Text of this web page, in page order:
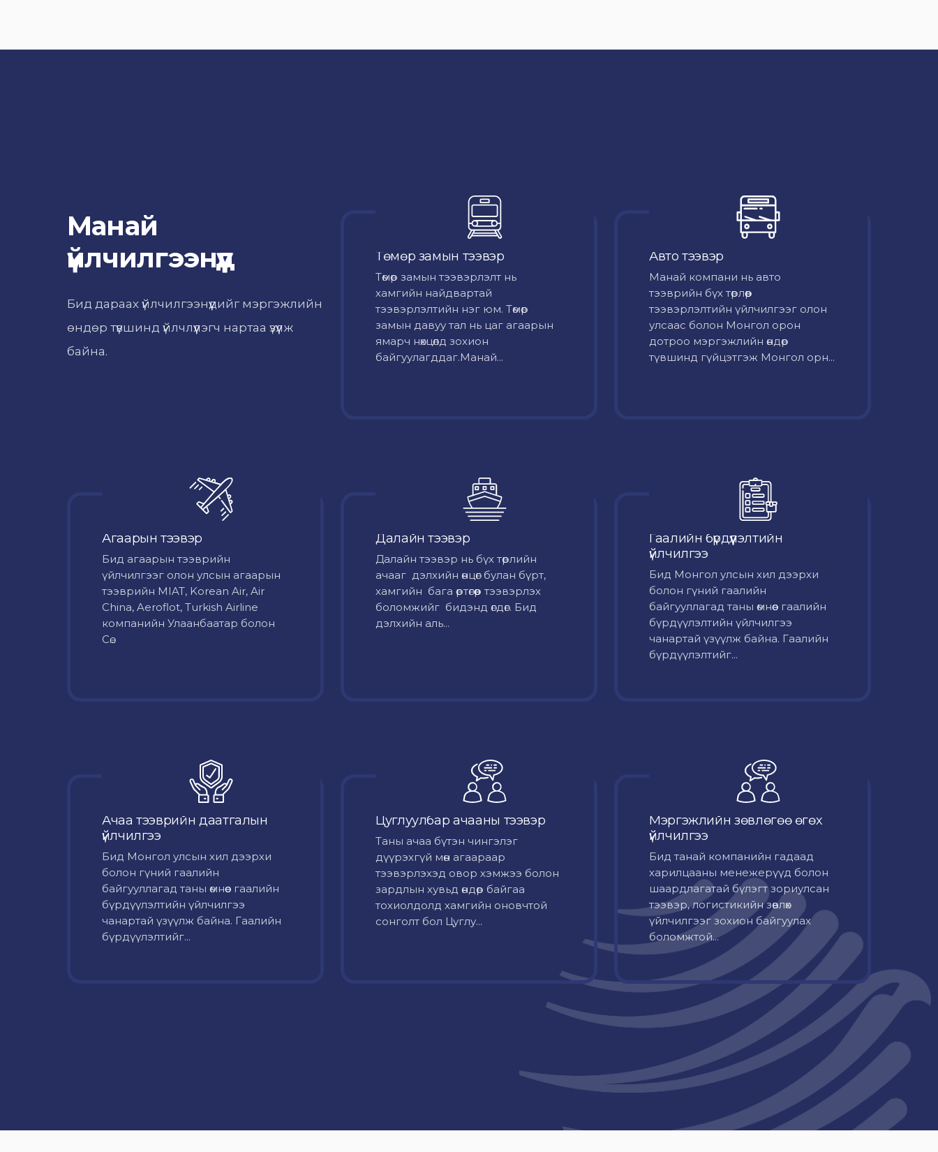
Манай
үйлчилгээнүүд
Бид дараах үйлчилгээнүүдийг мэргэжлийн
өндөр түвшинд үйлчлүүлэгч нартаа үзүүлж
байна.
Төмөр замын тээвэр
Төмөр замын тээвэрлэлт нь
хамгийн найдвартай
тээвэрлэлтийн нэг юм. Төмөр
замын давуу тал нь цаг агаарын
ямарч нөхцөлд зохион
байгуулагддаг.Манай...
Авто тээвэр
Mанай компани нь авто
тээврийн бүх төрлөөр
тээвэрлэлтийн үйлчилгээг олон
улсаас болон Монгол орон
дотроо мэргэжлийн өндөр
түвшинд гүйцэтгэж Монгол орн...
Агаарын тээвэр
Бид агаарын тээврийн
үйлчилгээг олон улсын агаарын
тээврийн MIAT, Korean Air, Air
China, Aeroflot, Turkish Airline
компанийн Улаанбаатар болон
Сө...
Далайн тээвэр
Далайн тээвэр нь бүх төрлийн
ачааг дэлхийн өнцөг булан бүрт,
хамгийн бага өртөгөөр тээвэрлэх
боломжийг бидэнд өгдөг. Бид
дэлхийн аль...
Гаалийн бүрдүүлэлтийн
үйлчилгээ
Бид Монгол улсын хил дээрхи
болон гүний гаалийн
байгууллагад таны өмнөөс гаалийн
бүрдүүлэлтийн үйлчилгээ
чанартай үзүүлж байна. Гаалийн
бүрдүүлэлтийг...
Ачаа тээврийн даатгалын
үйлчилгээ
Бид Монгол улсын хил дээрхи
болон гүний гаалийн
байгууллагад таны өмнөөс гаалийн
бүрдүүлэлтийн үйлчилгээ
чанартай үзүүлж байна. Гаалийн
бүрдүүлэлтийг...
Цуглуулбар ачааны тээвэр
Таны ачаа бүтэн чингэлэг
дүүрэхгүй мөн агаараар
тээвэрлэхэд овор хэмжээ болон
зардлын хувьд өндөр байгаа
тохиолдолд хамгийн оновчтой
сонголт бол Цуглу...
Мэргэжлийн зөвлөгөө өгөх
үйлчилгээ
Бид танай компанийн гадаад
харилцааны менежерүүд болон
шаардлагатай бүлэгт зориулсан
тээвэр, логистикийн зөвлөх
үйлчилгээг зохион байгуулах
боломжтой...